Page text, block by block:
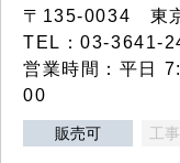
〒135-0034 東
TEL：03-3641-
営業時間：平日
00
販売可 工